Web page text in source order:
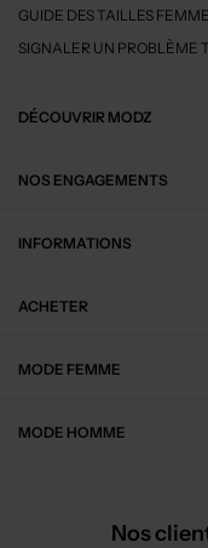
GUIDE DES TAILLES FEMME
SIGNALER UN PROBLÈME
DÉCOUVRIR MODZ
NOS ENGAGEMENTS
INFORMATIONS
ACHETER
MODE FEMME
MODE HOMME
Nos